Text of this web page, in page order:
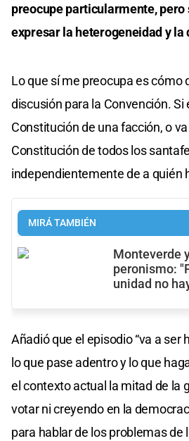
preocupe particularmente, pero
expresar la heterogeneidad y la
Lo que sí me preocupa es cómo
discusión para la Convención. Si
Constitución de una facción, o
Constitución de todos los
independientemente de a quién
MIRÁ TAMBIÉN
Monteverde
peronismo:
unidad no
Añadió que el episodio “va a ser
lo que pase adentro y lo que
el contexto actual la mitad de la
votar ni creyendo en la
para hablar de los problemas de